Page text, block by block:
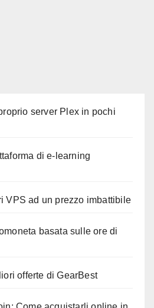
server Plex in pochi
di e-learning
VPS ad un prezzo imbattibile
basata sulle ore di
offerte di GearBest